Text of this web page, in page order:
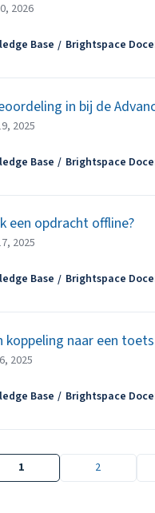
2026
Base Brightspace
in bij de
2025
Base Brightspace
een opdracht offline?
2025
Base Brightspace
koppeling naar een toets
2025
Base Brightspace
1 2